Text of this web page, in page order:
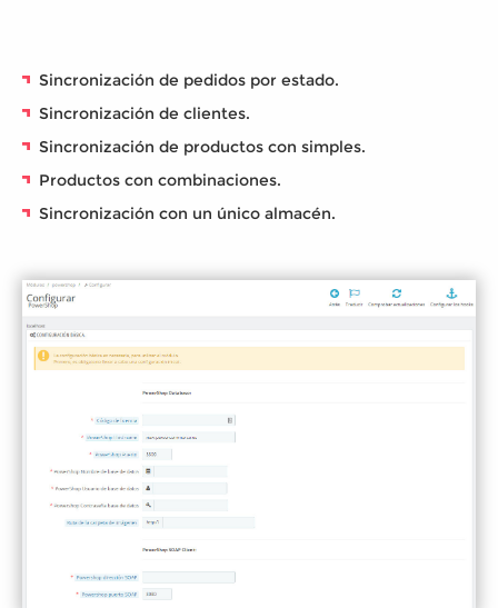
Sincronización de pedidos por estado.
Sincronización de clientes.
Sincronización de productos con simples.
Productos con combinaciones.
Sincronización con un único almacén.